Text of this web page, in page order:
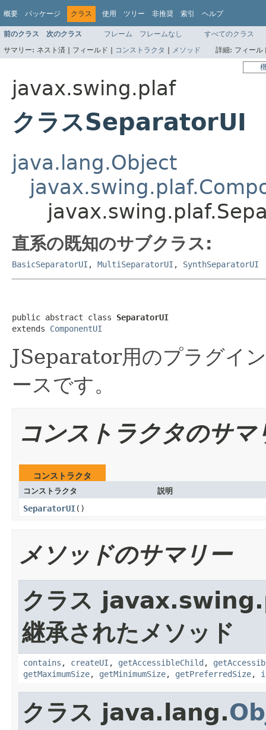
概要 パッケージ クラス 使用 ツリー 非推奨 索引 ヘルプ
前のクラス 次のクラス フレーム フレームなし
すべてのクラス
サマリー: ネスト済 | フィールド | コンストラクタ | メソッド 詳細: フィー
javax.swing.plaf
クラスSeparatorUI
java.lang.Object
直系の既知のサブクラス:
BasicSeparatorUI , MultiSeparatorUI , SynthSeparatorUI
public abstract class SeparatorUI
extends ComponentUI
JSeparator用のプラグイ
ースです。
コンストラクタのサマ
コンストラクタ
コンストラクタ 説明
SeparatorUI()
メソッドのサマリー
クラス
継承されたメソッド
contains , createUI , getAccessibleChild ,
getMaximumSize, getMinimumSize, getPreferredSize,
クラス java.lang.